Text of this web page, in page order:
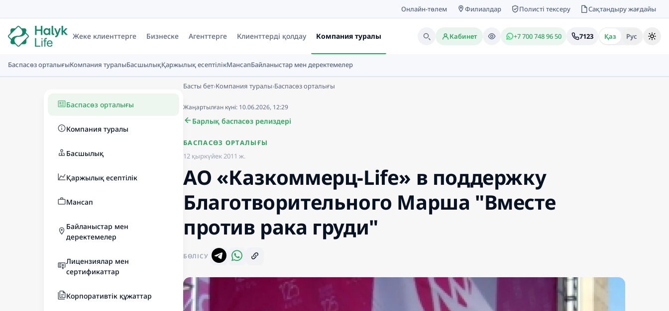
Онлайн-төлем Филиалдар Полисті тексеру Сақтандыру жағдайы
Жеке клиенттерге Бизнеске Агенттерге Клиенттерді қолдау Компания туралы Кабинет +7 700 748 96 50 7123 Қаз Рус
Баспасөз орталығыКомпания туралыБасшылықҚаржылық есептілікМансапБайланыстар мен деректемелер
Баспасөз орталығы
Компания туралы
Басшылық
Қаржылық есептілік
Мансап
Байланыстар мен
деректемелер
Лицензиялар мен
сертификаттар
Корпоративтік құжаттар
Басты бет›Компания туралы›Баспасөз орталығы
Жаңартылған күні: 10.06.2026, 12:29
Барлық баспасөз релиздері
БАСПАСӨЗ ОРТАЛЫҒЫ
12 қыркүйек 2011 ж.
АО «Казкоммерц-Life» в поддержку
Благотворительного Марша "Вместе
против рака груди"
БӨЛІСУ